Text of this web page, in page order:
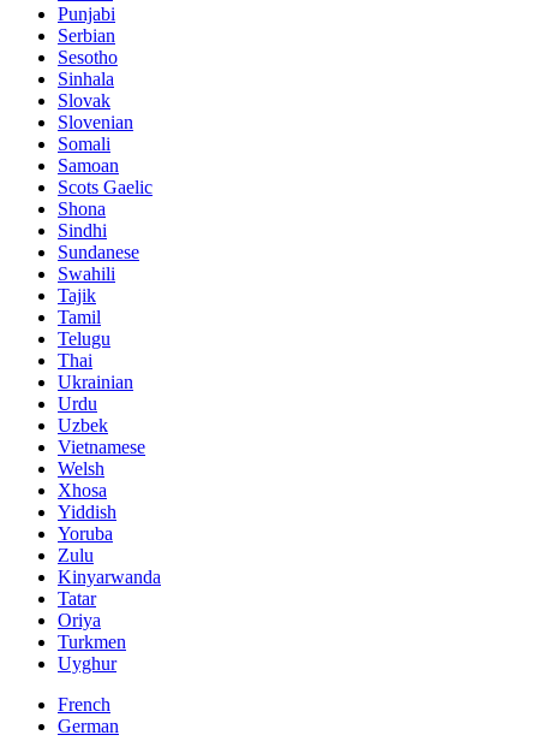
Punjabi
Serbian
Sesotho
Sinhala
Slovak
Slovenian
Somali
Samoan
Scots Gaelic
Shona
Sindhi
Sundanese
Swahili
Tajik
Tamil
Telugu
Thai
Ukrainian
Urdu
Uzbek
Vietnamese
Welsh
Xhosa
Yiddish
Yoruba
Zulu
Kinyarwanda
Tatar
Oriya
Turkmen
Uyghur
French
German